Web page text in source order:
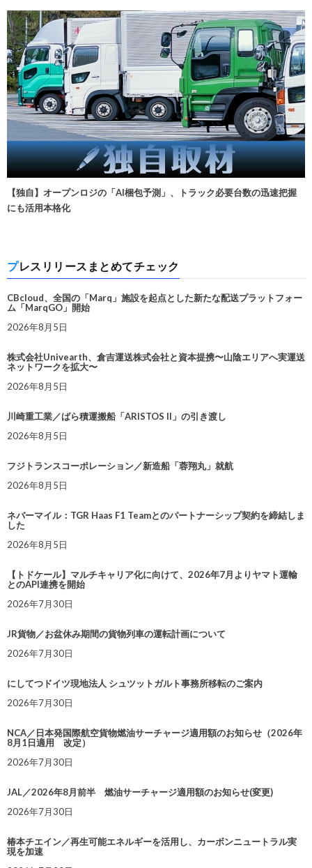
【独自】オープンロジの「AI梱包予測」、トラック必要台数の迅速把握
にも活用本格化
プレスリリースまとめてチェック
CBcloud、全国の「Marq」施設を起点とした新たな配送プラットフォー
ム「MarqGO」開始
2026年8月5日
株式会社Univearth、倉吉運送株式会社と資本提携〜山陰エリアへ実運送
ネットワークを拡大〜
2026年8月5日
川崎重工業／ばら積運搬船「ARISTOS II」の引き渡し
2026年8月5日
フジトランスコーポレーション／新造船「蓉翔丸」就航
2026年8月5日
ネバーマイル：TGR Haas F1 Teamとのパートナーシップ契約を締結しま
した
2026年8月5日
【トドケール】マルチキャリア化に向けて、2026年7月よりヤマト運輸
とのAPI連携を開始
2026年7月30日
JR貨物／お盆休み期間の貨物列車の運転計画について
2026年7月30日
にしてつドイツ現地法人 シュツットガルト事務所移転のご案内
2026年7月30日
NCA／日本発国際航空貨物燃油サーチャージ適用額のお知らせ（2026年
8月1日適用 改定）
2026年7月30日
JAL／2026年8月前半 燃油サーチャージ適用額のお知らせ(変更)
2026年7月30日
椿本チエイン／再生可能エネルギーを活用し、カーボンニュートラル実
現を加速